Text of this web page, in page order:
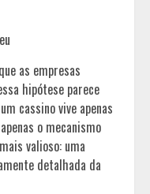
as empresas
hipótese parece
cassino vive apenas
o mecanismo
valioso: uma
detalhada da